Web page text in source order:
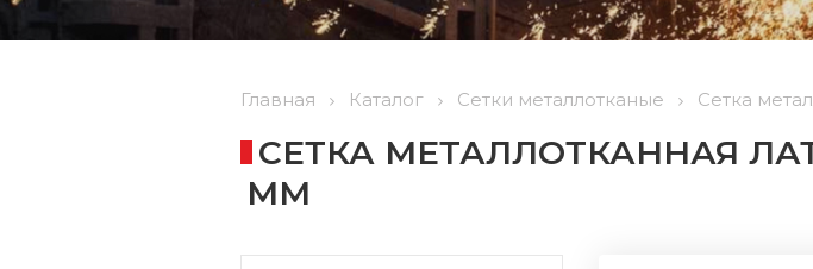
Главная Каталог Сетки металлотканые Сетка
СЕТКА МЕТАЛЛОТКАННАЯ
ММ